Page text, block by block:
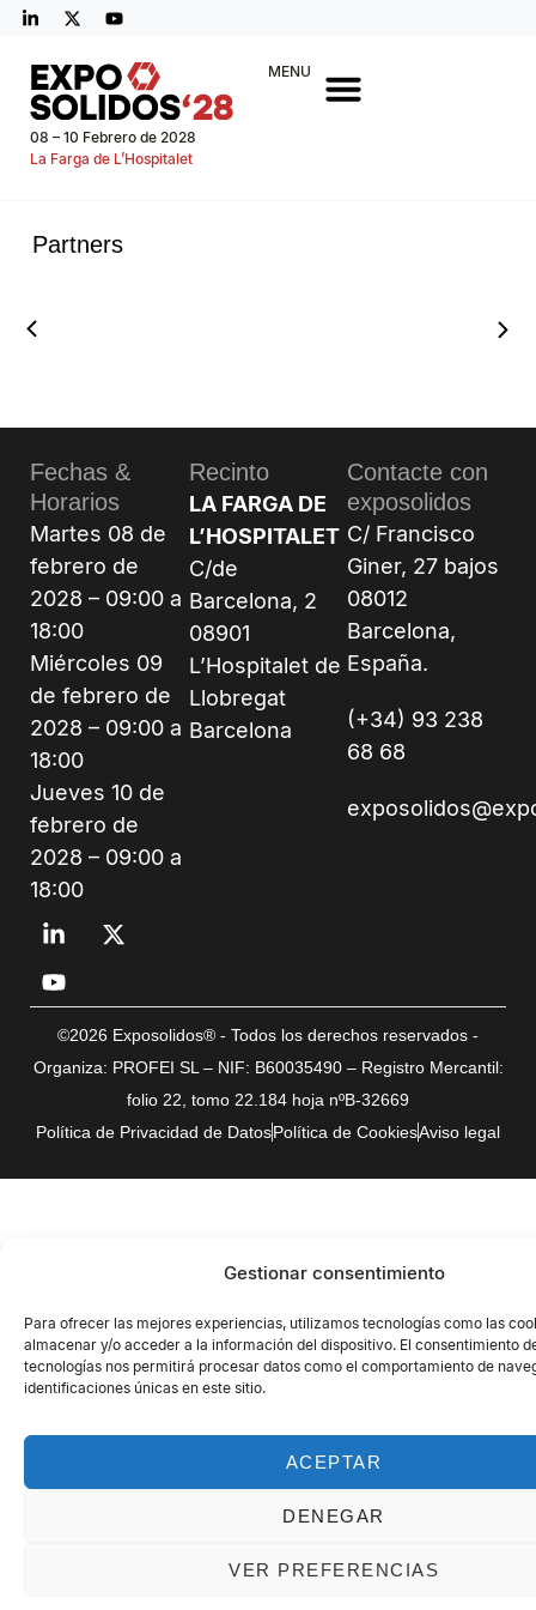
Gestionar consentimiento
Para ofrecer las mejores experiencias, utilizamos tecnologías como las
almacenar y/o acceder a la información del dispositivo. El consentimiento
tecnologías nos permitirá procesar datos como el comportamiento de
identificaciones únicas en este sitio.
ACEPTAR
DENEGAR
VER PREFERENCIAS
08 – 10 Febrero de 2028
La Farga de L’Hospitalet
MENU
Partners
Fechas &
Horarios
Martes 08 de
febrero de
2028 – 09:00 a
18:00
Miércoles 09
de febrero de
2028 – 09:00 a
18:00
Jueves 10 de
febrero de
2028 – 09:00 a
18:00
Recinto
LA FARGA DE
L’HOSPITALET
C/de
Barcelona, 2
08901
L’Hospitalet de
Llobregat
Barcelona
Contacte con
exposolidos
C/ Francisco
Giner, 27 bajos
08012
Barcelona,
España.
(+34) 93 238
68 68
©2026 Exposolidos® - Todos los derechos reservados -
Organiza: PROFEI SL – NIF: B60035490 – Registro Mercantil:
folio 22, tomo 22.184 hoja nºB-32669
Política de Privacidad de DatosPolítica de CookiesAviso legal